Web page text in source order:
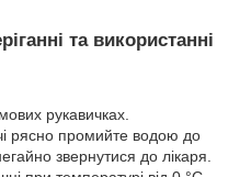
та використанні
рукавичках.
рясно промийте водою до
звернутися до лікаря.